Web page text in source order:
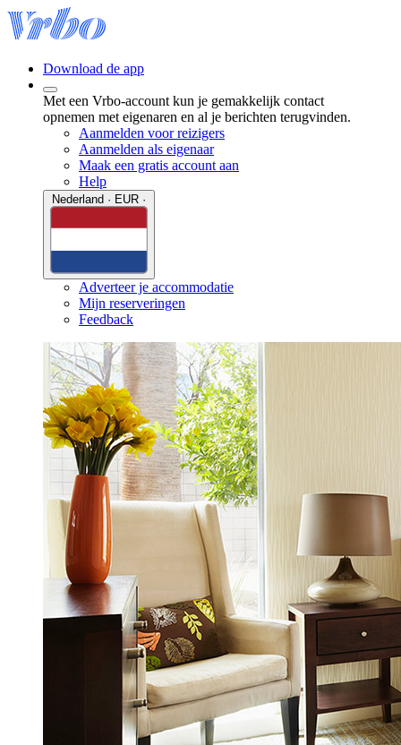
Download de app
Met een Vrbo-account kun je gemakkelijk contact
opnemen met eigenaren en al je berichten terugvinden.
Aanmelden voor reizigers
Aanmelden als eigenaar
Maak een gratis account aan
Help
Adverteer je accommodatie
Mijn reserveringen
Feedback